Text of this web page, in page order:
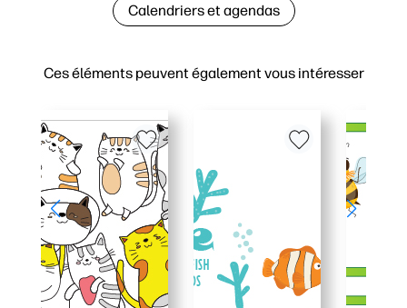
Ces éléments peuvent également vous intéresser
Calendriers et agendas